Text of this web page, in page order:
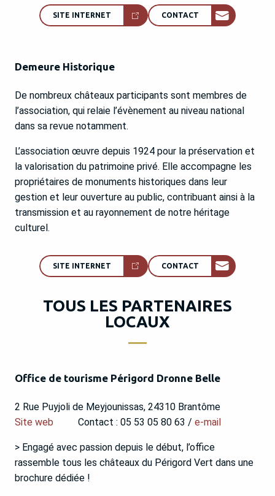
SITE INTERNET CONTACT
Demeure Historique
De nombreux châteaux participants sont membres de
l’association, qui relaie l’évènement au niveau national
dans sa revue notamment.
L’association œuvre depuis 1924 pour la préservation et
la valorisation du patrimoine privé. Elle accompagne les
propriétaires de monuments historiques dans leur
gestion et leur ouverture au public, contribuant ainsi à la
transmission et au rayonnement de notre héritage
culturel.
SITE INTERNET CONTACT
TOUS LES PARTENAIRES
LOCAUX
Office de tourisme Périgord Dronne Belle
2 Rue Puyjoli de Meyjounissas, 24310 Brantôme
Site web Contact : 05 53 05 80 63 / e-mail
> Engagé avec passion depuis le début, l’office
rassemble tous les châteaux du Périgord Vert dans une
brochure dédiée !